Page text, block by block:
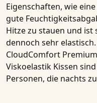
Eigenschaften, wie
gute
Hitze zu stauen und
dennoch sehr elastisch.
CloudComfort
Viskoelastik Kissen
Personen, die nachts